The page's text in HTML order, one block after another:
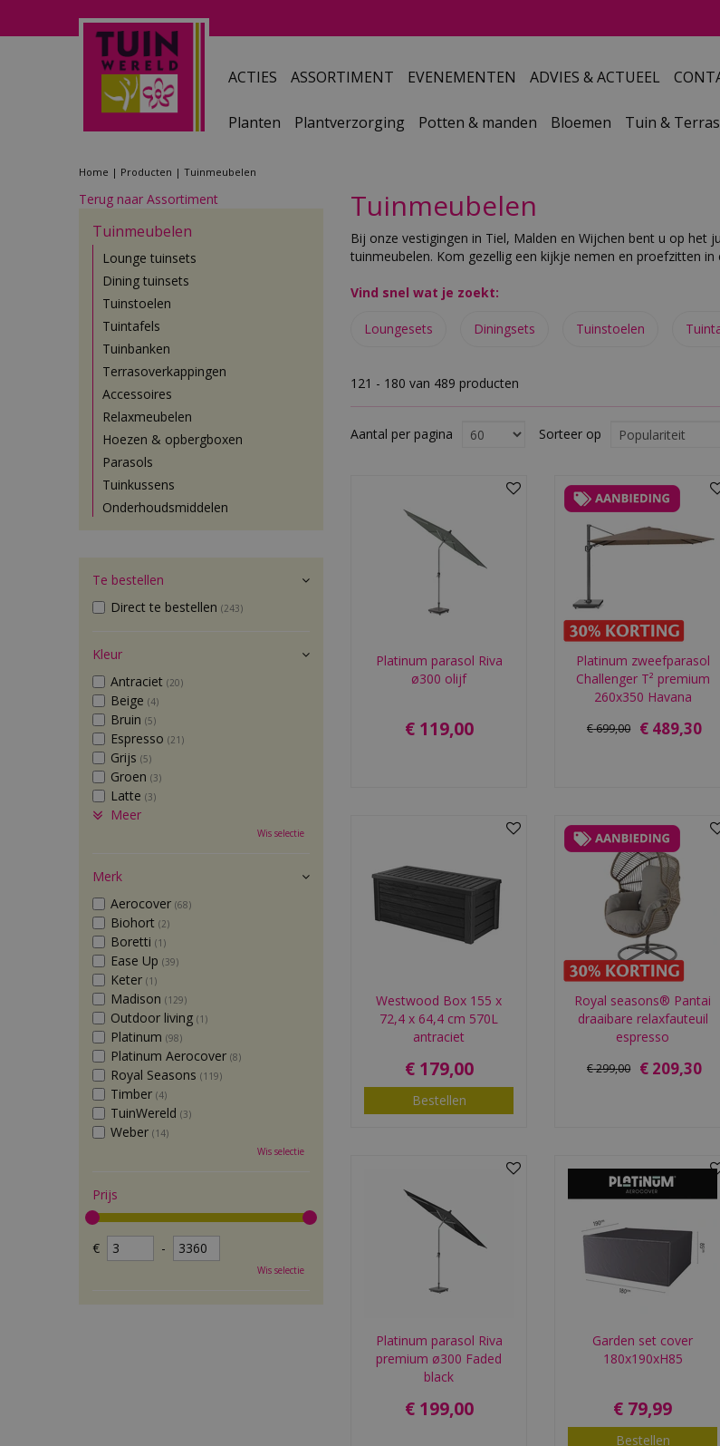
Home Producten Tuinmeubelen
ACTIES ASSORTIMENT EVENEMENTEN ADVIES & ACTUEEL
Planten Plantverzorging Potten & manden Bloemen Tuin & Terras
Tuinmeubelen
Bij onze vestigingen in Tiel, Malden en Wijchen bent u op
tuinmeubelen. Kom gezellig een kijkje nemen en proefzitten in
Vind snel wat je zoekt:
Loungesets Diningsets Tuinstoelen
121 - 180 van 489 producten
Aantal per pagina Sorteer op
Platinum parasol Riva
ø300 olijf
€ 119,00
Platinum zweefparasol
Challenger T² premium
260x350 Havana
€699,00 € 489,30
Westwood Box 155 x
72,4 x 64,4 cm 570L
antraciet
€ 179,00
Bestellen
Royal seasons® Pantai
draaibare relaxfauteuil
espresso
€299,00 € 209,30
Platinum parasol Riva
premium ø300 Faded
black
€ 199,00
Garden set cover
180x190xH85
€ 79,99
Bestellen
Terug naar Assortiment
Tuinmeubelen
Lounge tuinsets
Dining tuinsets
Tuinstoelen
Tuintafels
Tuinbanken
Terrasoverkappingen
Accessoires
Relaxmeubelen
Hoezen & opbergboxen
Parasols
Tuinkussens
Onderhoudsmiddelen
Te bestellen
Direct te bestellen (243)
Kleur
Antraciet (20)
Beige (4)
Bruin (5)
Espresso (21)
Grijs (5)
Groen (3)
Latte (3)
Meer
Wis selectie
Merk
Aerocover (68)
Biohort (2)
Boretti (1)
Ease Up (39)
Keter (1)
Madison (129)
Outdoor living (1)
Platinum (98)
Platinum Aerocover (8)
Royal Seasons (119)
Timber (4)
TuinWereld (3)
Weber (14)
Wis selectie
Prijs
€ -
Wis selectie